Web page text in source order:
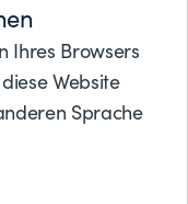
Partner
Support
Ihres Browsers
Website
Sprache
von